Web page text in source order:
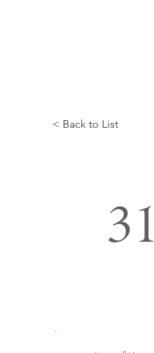
< Back to List
31